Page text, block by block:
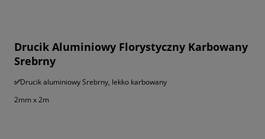
Drucik Aluminiowy Florystyczny Karbowany
Srebrny
✅Drucik aluminiowy Srebrny, lekko karbowany
2mm x 2m